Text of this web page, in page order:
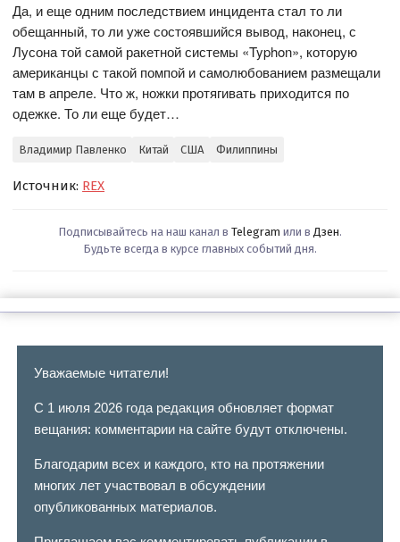
Да, и еще одним последствием инцидента стал то ли
обещанный, то ли уже состоявшийся вывод, наконец, с
Лусона той самой ракетной системы «Typhon», которую
американцы с такой помпой и самолюбованием размещали
там в апреле. Что ж, ножки протягивать приходится по
одежке. То ли еще будет…
Владимир Павленко Китай США Филиппины
Источник: REX
Подписывайтесь на наш канал в Telegram или в Дзен.
Будьте всегда в курсе главных событий дня.
Уважаемые читатели!
С 1 июля 2026 года редакция обновляет формат
вещания: комментарии на сайте будут отключены.
Благодарим всех и каждого, кто на протяжении
многих лет участвовал в обсуждении
опубликованных материалов.